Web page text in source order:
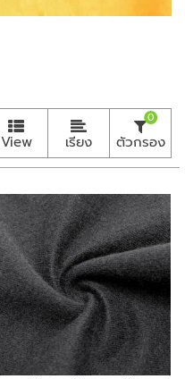
View เรียง ตัวกรอง
0